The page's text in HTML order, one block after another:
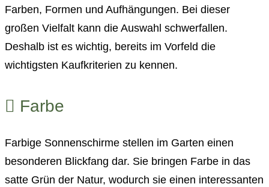
Farben, Formen und Aufhängungen. Bei dieser
großen Vielfalt kann die Auswahl schwerfallen.
Deshalb ist es wichtig, bereits im Vorfeld die
wichtigsten Kaufkriterien zu kennen.
Farbe
Farbige Sonnenschirme stellen im Garten einen
besonderen Blickfang dar. Sie bringen Farbe in das
satte Grün der Natur, wodurch sie einen interessanten